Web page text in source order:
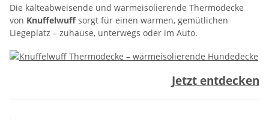
Die kälteabweisende und wärmeisolierende Thermodecke
von Knuffelwuffsorgt für einen warmen, gemütlichen
Liegeplatz – zuhause, unterwegs oder im Auto.
Jetzt entdecken